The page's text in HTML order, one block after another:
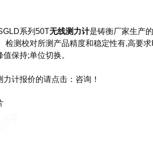
系列50T无线测力计是铸衡厂家生产的
检测校对所测产品精度和稳定性有,高要求
保持;单位切换。
力计报价的请点击： 咨询 ！